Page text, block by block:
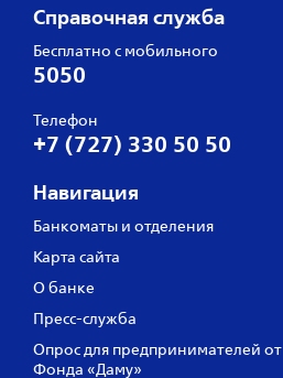
Справочная служба
Бесплатно с мобильного
5050
Телефон
+7 (727) 330 50 50
Навигация
Банкоматы и отделения
Карта сайта
О банке
Пресс‑служба
Опрос для предпринимателей от
Фонда «Даму»